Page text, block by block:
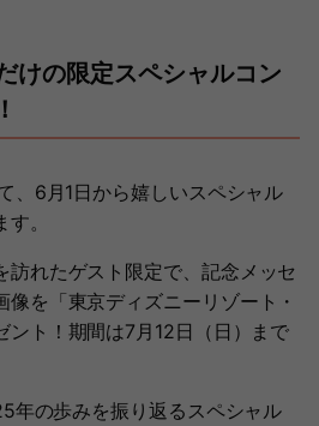
けの限定スペシャルコン
、6月1日から嬉しいスペシャル
。
訪れたゲスト限定で、記念メッセ
を「東京ディズニーリゾート・
ント！期間は7月12日（日）まで
年の歩みを振り返るスペシャル